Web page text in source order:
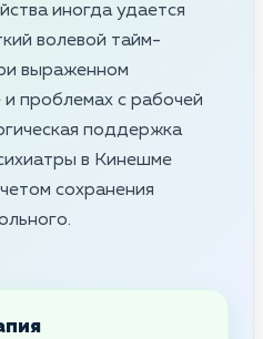
иногда удается
волевой тайм-
выраженном
проблемах с рабочей
поддержка
в Кинешме
сохранения